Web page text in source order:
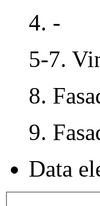
4. -
5-7.
8.
9.
Data